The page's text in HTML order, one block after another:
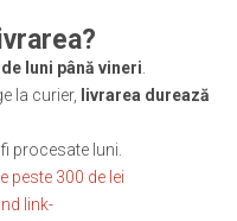
de luni până vineri
la curier,
livrarea durează
procesate luni.
peste 300 de lei
link-